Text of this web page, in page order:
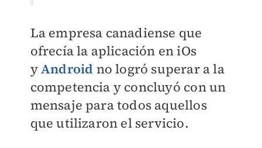
La empresa canadiense que
ofrecía la aplicación en iOs
yAndroid no logró superar a la
competencia y concluyó con un
mensaje para todos aquellos
que utilizaron el servicio.